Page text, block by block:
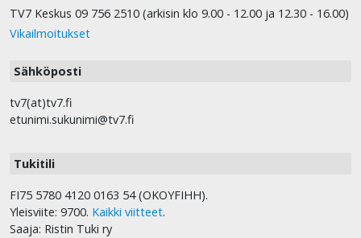
TV7 Keskus 09 756 2510 (arkisin klo 9.00 - 12.00 ja 12.30 - 16.00)
Vikailmoitukset
Sähköposti
tv7(at)tv7.fi
etunimi.sukunimi@tv7.fi
Tukitili
FI75 5780 4120 0163 54 (OKOYFIHH).
Yleisviite: 9700. Kaikki viitteet.
Saaja: Ristin Tuki ry